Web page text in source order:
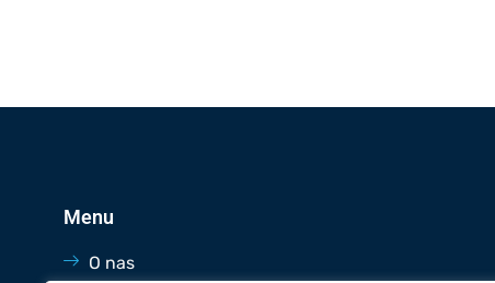
Menu
O nas